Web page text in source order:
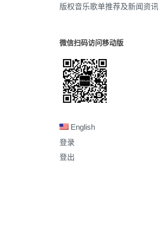
版权音乐歌单推荐及新闻资讯
微信扫码访问移动版
English
登录
登出